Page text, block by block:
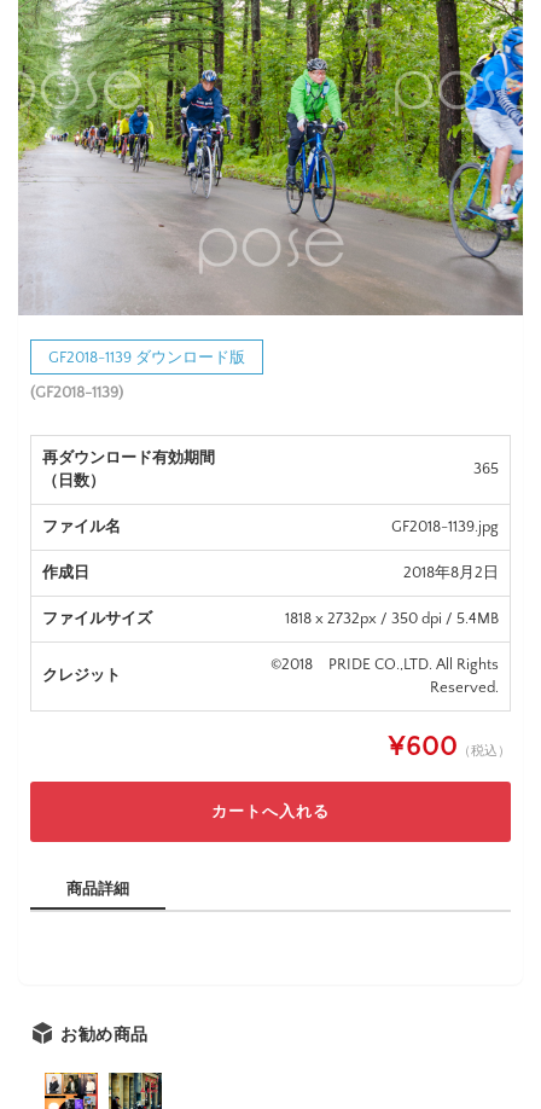
GF2018-1139 ダウンロード版
(GF2018-1139)
再ダウンロード有効期間
（日数）
365
ファイル名 GF2018-1139.jpg
作成日 2018年8月2日
ファイルサイズ 1818 x 2732px / 350 dpi / 5.4MB
クレジット
©2018 PRIDE CO.,LTD. All Rights
Reserved.
¥600 （税込）
商品詳細
お勧め商品